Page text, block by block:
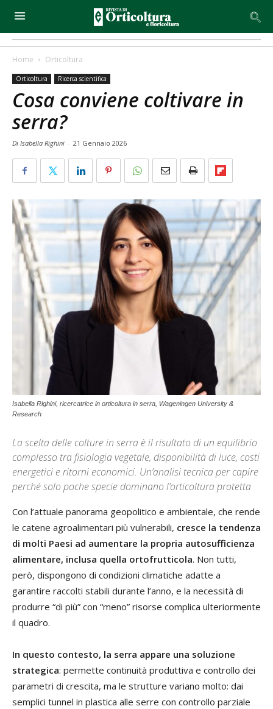
Home Orticoltura
Orticoltura Ricerca scientifica
Cosa conviene coltivare in
serra?
Di Isabella Righini - 21 Gennaio 2026
Isabella Righini, ricercatrice in orticoltura in serra, Wageningen University &
Research
La scelta delle colture in serra è il risultato di un equilibrio
complesso tra fisiologia vegetale, disponibilità di luce, costi
energetici e ritorni economici. Un’analisi tecnica per capire
perché solo poche specie dominano l’orticoltura protetta
Con l’attuale panorama geopolitico e ambientale, che rende
le catene agroalimentari più vulnerabili, cresce la tendenza
di molti Paesi ad aumentare la propria autosufficienza
alimentare, inclusa quella ortofrutticola. Non tutti,
però, dispongono di condizioni climatiche adatte a
garantire raccolti stabili durante l’anno, e la necessità di
produrre “di più” con “meno” risorse complica ulteriormente
il quadro.
In questo contesto, la serra appare una soluzione
strategica: permette continuità produttiva e controllo dei
parametri di crescita, ma le strutture variano molto: dai
semplici tunnel in plastica alle serre con controllo parziale